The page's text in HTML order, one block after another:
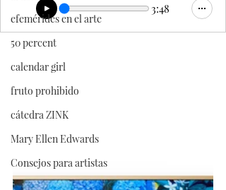
efemérides en el arte
50 percent
calendar girl
fruto prohibido
cátedra ZINK
Mary Ellen Edwards
Consejos para artistas
3:48